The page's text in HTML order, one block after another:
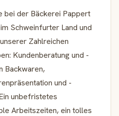
bei der Bäckerei Pappert
Schweinfurter Land und
Zahlreichen
Kundenberatung und -
Backwaren,
und -
unbefristetes
Arbeitszeiten, ein tolles